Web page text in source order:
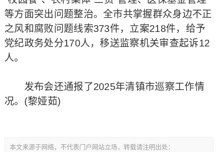
等方面突出问题整治。全市共掌握群众身边不正
之风和腐败问题线索373件，立案218件，给予
党纪政务处分170人，移送监察机关审查起诉12
人。
发布会还通报了2025年清镇市巡察工作情
况。(黎娅茹)
本文来源于网络，不代表门户网站立场，转载请注明出处：